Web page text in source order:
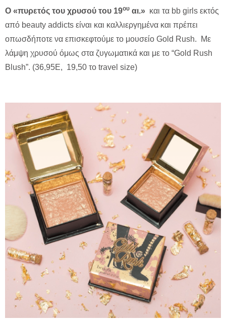
O «πυρετός του χρυσού του 19ου αι.» και τα bb girls εκτός
από beauty addicts είναι και καλλιεργημένα και πρέπει
οπωσδήποτε να επισκεφτούμε το μουσείο Gold Rush. Με
λάμψη χρυσού όμως στα ζυγωματικά και με το “Gold Rush
Blush”. (36,95E, 19,50 το travel size)